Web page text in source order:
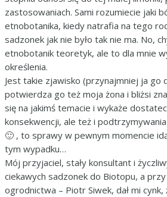
zastosowaniach. Sami rozumiecie jaki
etnobotanika, kiedy natrafia na tego
sadzonek jak nie było tak nie ma. No,
etnobotanik teoretyk, ale to dla mnie
określenia.
Jest takie zjawisko (przynajmniej ja go
potwierdza go też moja żona i bliżsi
się na jakimś temacie i wykaże
konsekwencji, ale też i
🙂 , to sprawy w pewnym momencie
tym wypadku…
Mój przyjaciel, stały konsultant i
ciekawych sadzonek do Biotopu, a
ogrodnictwa – Piotr Siwek, dał mi